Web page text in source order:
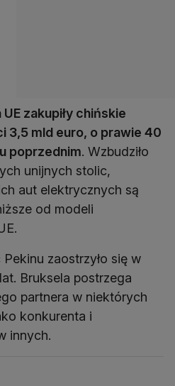
zakupiły chińskie
3,5 mld euro, o prawie 40
poprzednim. Wzbudziło
unijnych stolic,
aut elektrycznych są
od modeli
zaostrzyło się w
Bruksela postrzega
partnera w niektórych
konkurenta i
innych.